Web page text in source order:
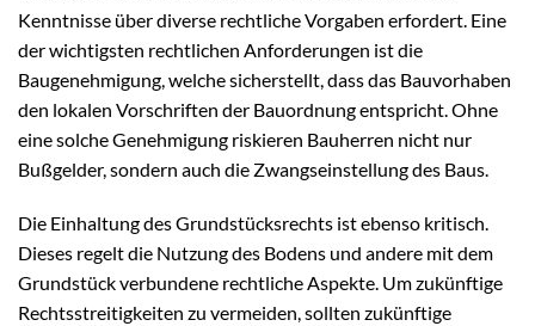
Kenntnisse über diverse rechtliche Vorgaben erfordert. Eine
der wichtigsten rechtlichen Anforderungen ist die
Baugenehmigung, welche sicherstellt, dass das Bauvorhaben
den lokalen Vorschriften der Bauordnung entspricht. Ohne
eine solche Genehmigung riskieren Bauherren nicht nur
Bußgelder, sondern auch die Zwangseinstellung des Baus.
Die Einhaltung des Grundstücksrechts ist ebenso kritisch.
Dieses regelt die Nutzung des Bodens und andere mit dem
Grundstück verbundene rechtliche Aspekte. Um zukünftige
Rechtsstreitigkeiten zu vermeiden, sollten zukünftige